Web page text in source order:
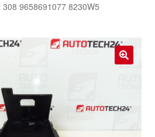
9658691077 8230W5